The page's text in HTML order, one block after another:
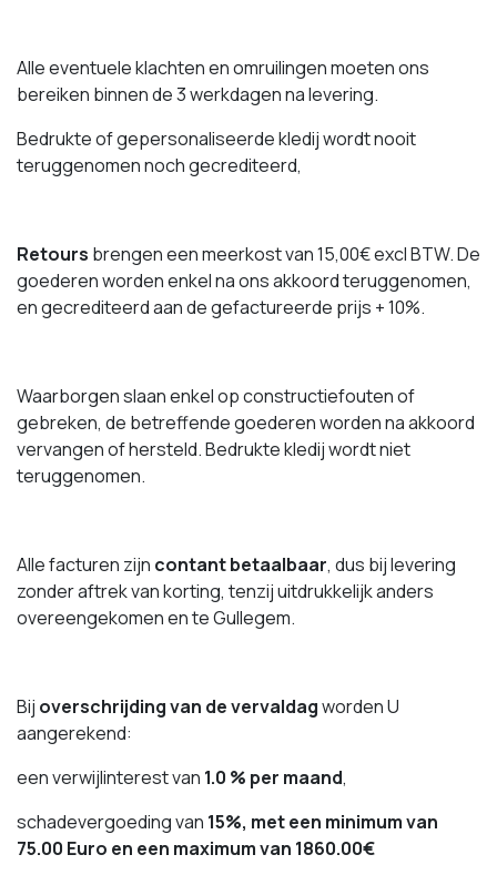
Alle eventuele klachten en omruilingen moeten ons
bereiken binnen de 3 werkdagen na levering.
Bedrukte of gepersonaliseerde kledij wordt nooit
teruggenomen noch gecrediteerd,
Retours brengen een meerkost van 15,00€ excl BTW. De
goederen worden enkel na ons akkoord teruggenomen,
en gecrediteerd aan de gefactureerde prijs + 10%.
Waarborgen slaan enkel op constructiefouten of
gebreken, de betreffende goederen worden na akkoord
vervangen of hersteld. Bedrukte kledij wordt niet
teruggenomen.
Alle facturen zijn contant betaalbaar, dus bij levering
zonder aftrek van korting, tenzij uitdrukkelijk anders
overeengekomen en te Gullegem.
Bij overschrijding van de vervaldagworden U
aangerekend:
een verwijlinterest van 1.0 % per maand,
schadevergoeding van 15%, met een minimum van
75.00 Euro en een maximum van 1860.00€